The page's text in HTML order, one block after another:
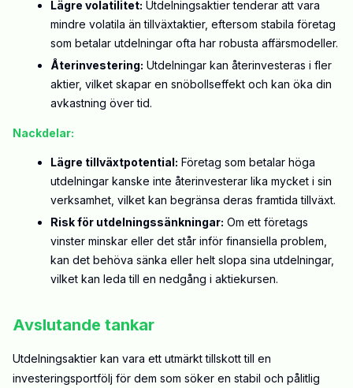
Lägre volatilitet: Utdelningsaktier tenderar att vara
mindre volatila än tillväxtaktier, eftersom stabila företag
som betalar utdelningar ofta har robusta affärsmodeller.
Återinvestering: Utdelningar kan återinvesteras i fler
aktier, vilket skapar en snöbollseffekt och kan öka din
avkastning över tid.
Nackdelar:
Lägre tillväxtpotential: Företag som betalar höga
utdelningar kanske inte återinvesterar lika mycket i sin
verksamhet, vilket kan begränsa deras framtida tillväxt.
Risk för utdelningssänkningar: Om ett företags
vinster minskar eller det står inför finansiella problem,
kan det behöva sänka eller helt slopa sina utdelningar,
vilket kan leda till en nedgång i aktiekursen.
Avslutande tankar
Utdelningsaktier kan vara ett utmärkt tillskott till en
investeringsportfölj för dem som söker en stabil och pålitlig